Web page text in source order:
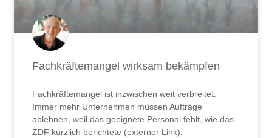
Fachkräftemangel wirksam bekämpfen
Fachkräftemangel ist inzwischen weit verbreitet.
Immer mehr Unternehmen müssen Aufträge
ablehnen, weil das geeignete Personal fehlt, wie das
ZDF kürzlich berichtete (externer Link).